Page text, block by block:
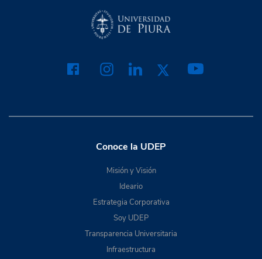
Conoce la UDEP
Misión y Visión
Ideario
Estrategia Corporativa
Soy UDEP
Transparencia Universitaria
Infraestructura